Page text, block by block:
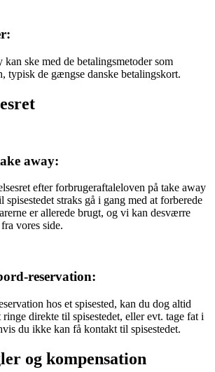
ske med de betalingsmetoder som
typisk de gængse danske betalingskort.
away:
efter forbrugeraftaleloven på take away
straks gå i gang med at forberede
er allerede brugt, og vi kan desværre
vores side.
reservation:
hos et spisested, kan du dog altid
direkte til spisestedet, eller evt. tage fat i
du ikke kan få kontakt til spisestedet.
og kompensation